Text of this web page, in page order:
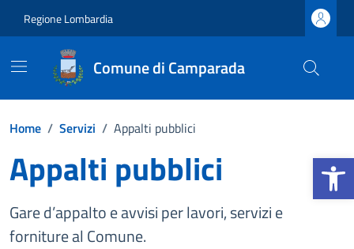
Apri la
Regione Lombardia
Comune di Camparada
Home / Servizi / Appalti pubblici
Appalti pubblici
Gare d’appalto e avvisi per lavori, servizi e
forniture al Comune.